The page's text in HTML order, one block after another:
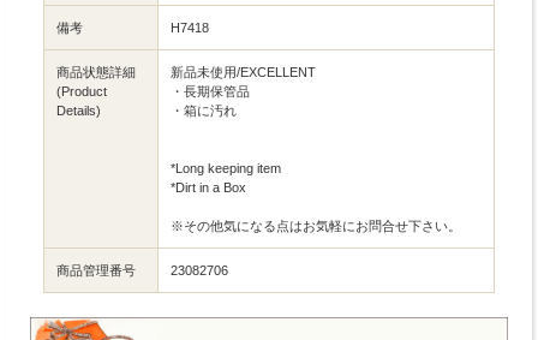
備考 H7418
商品状態詳細
(Product
Details)
新品未使用/EXCELLENT
・長期保管品
・箱に汚れ
*Long keeping item
*Dirt in a Box
※その他気になる点はお気軽にお問合せ下さい。
商品管理番号 23082706